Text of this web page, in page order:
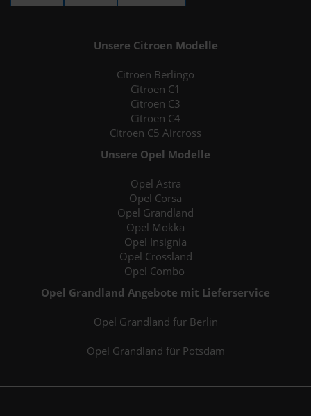
Unsere Citroen Modelle
Citroen Berlingo
Citroen C1
Citroen C3
Citroen C4
Citroen C5 Aircross
Unsere Opel Modelle
Opel Astra
Opel Corsa
Opel Grandland
Opel Mokka
Opel Insignia
Opel Crossland
Opel Combo
Opel Grandland Angebote mit Lieferservice
Opel Grandland für Berlin
Opel Grandland für Potsdam